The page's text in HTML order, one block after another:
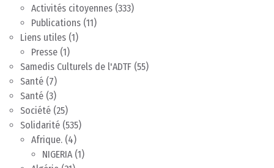
Activités citoyennes (333)
Publications (11)
Liens utiles (1)
Presse (1)
Samedis Culturels de l'ADTF (55)
Santé (7)
Santé (3)
Société (25)
Solidarité (535)
Afrique. (4)
NIGERIA(1)